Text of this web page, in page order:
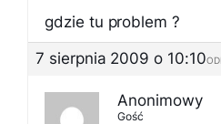
gdzie tu problem ?
7 sierpnia 2009 o 10:10
Anonimowy
Gość